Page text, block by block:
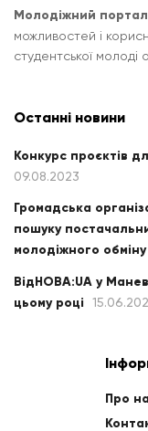
Молодіжний портал
можливостей і
студентської молоді
Останні новини
Конкурс проєктів
09.08.2023
Громадська
пошуку
молодіжного обміну
ВідНОВА:UA у
цьому році
Про